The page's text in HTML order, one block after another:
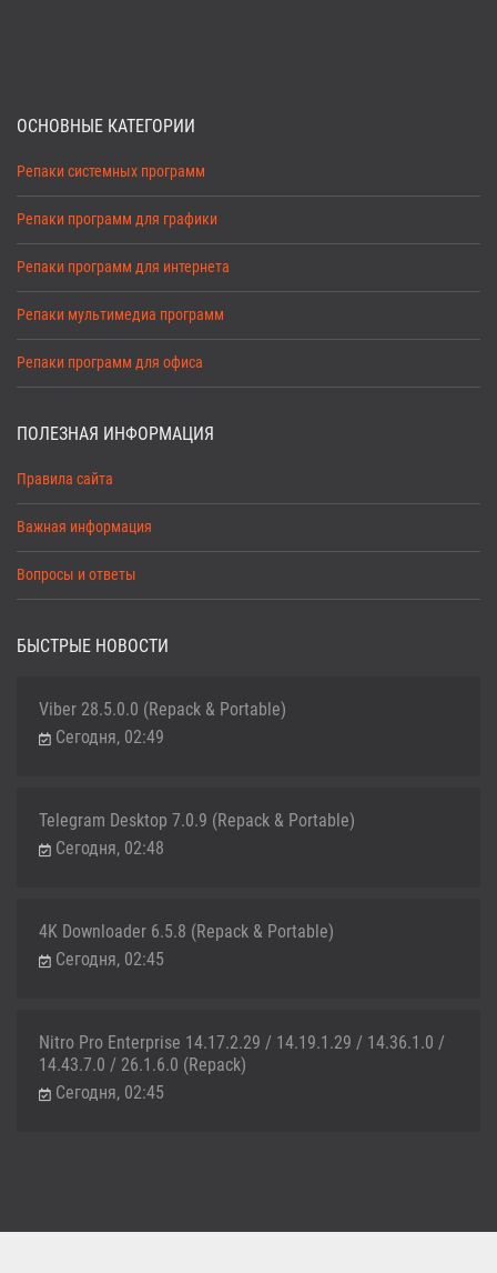
ОСНОВНЫЕ КАТЕГОРИИ
Репаки системных программ
Репаки программ для графики
Репаки программ для интернета
Репаки мультимедиа программ
Репаки программ для офиса
ПОЛЕЗНАЯ ИНФОРМАЦИЯ
Правила сайта
Важная информация
Вопросы и ответы
БЫСТРЫЕ НОВОСТИ
Viber 28.5.0.0 (Repack & Portable)
Сегодня, 02:49
Telegram Desktop 7.0.9 (Repack & Portable)
Сегодня, 02:48
4K Downloader 6.5.8 (Repack & Portable)
Сегодня, 02:45
Nitro Pro Enterprise 14.17.2.29 / 14.19.1.29 / 14.36.1.0 /
14.43.7.0 / 26.1.6.0 (Repack)
Сегодня, 02:45